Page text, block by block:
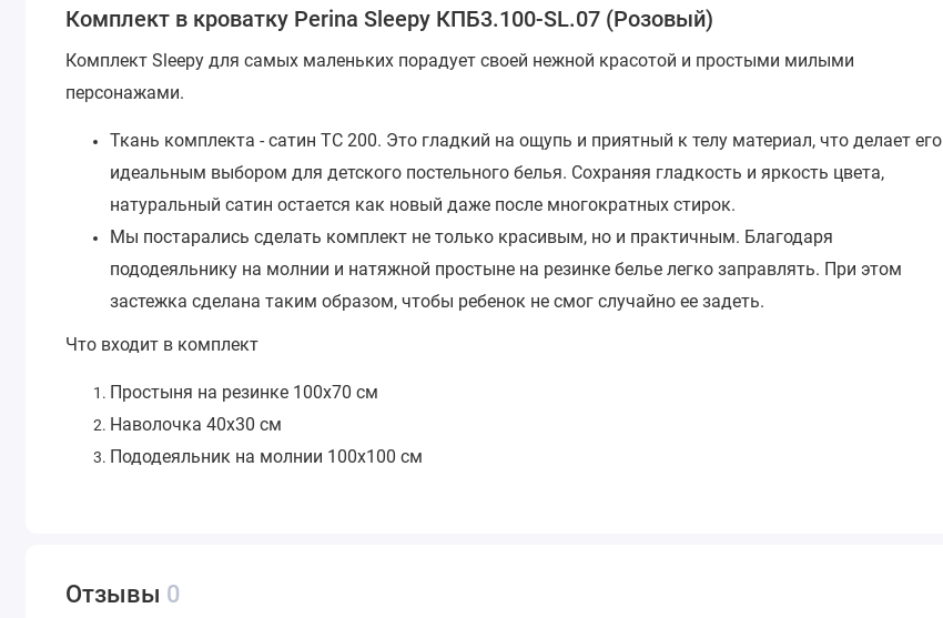
Комплект в кроватку Perina Sleepy КПБ3.100-SL.07 (Розовый)
Комплект Sleepy для самых маленьких порадует своей нежной красотой и простыми милыми
персонажами.
Ткань комплекта - сатин ТС 200. Это гладкий на ощупь и приятный к телу материал, что делает его
идеальным выбором для детского постельного белья. Сохраняя гладкость и яркость цвета,
натуральный сатин остается как новый даже после многократных стирок.
Мы постарались сделать комплект не только красивым, но и практичным. Благодаря
пододеяльнику на молнии и натяжной простыне на резинке белье легко заправлять. При этом
застежка сделана таким образом, чтобы ребенок не смог случайно ее задеть.
Что входит в комплект
Простыня на резинке 100х70 см
Наволочка 40х30 см
Пододеяльник на молнии 100х100 см
Отзывы 0